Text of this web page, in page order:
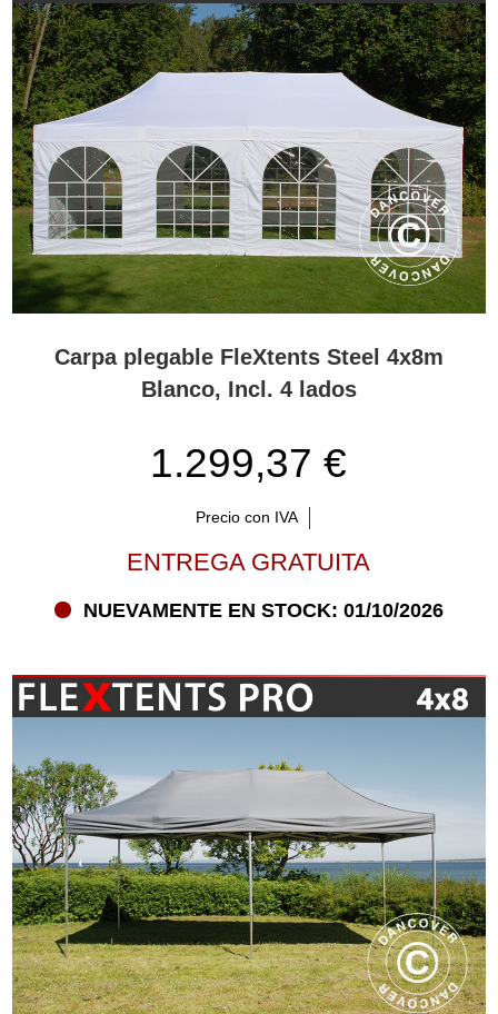
Carpa plegable FleXtents Steel 4x8m
Blanco, Incl. 4 lados
1.299,37 €
Precio con IVA
ENTREGA GRATUITA
NUEVAMENTE EN STOCK: 01/10/2026